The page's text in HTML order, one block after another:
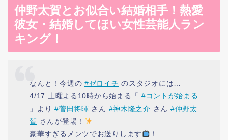
仲野太賀とお似合い結婚相手！熱愛
彼女・結婚してほい女性芸能人ラン
キング！
なんと！今週の #ゼロイチ のスタジオには…
4/17 土曜よる10時から始まる「 #コントが始まる
」より#菅田将暉 さん #神木隆之介 さん #仲野太
賀 さんが登場！
豪華すぎるメンツでお送りします
！